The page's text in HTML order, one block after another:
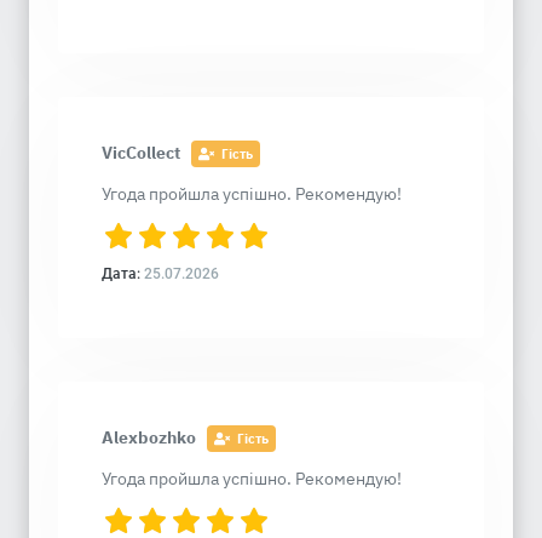
VicCollect Гість
Угода пройшла успішно. Рекомендую!
Дата: 25.07.2026
Alexbozhko Гість
Угода пройшла успішно. Рекомендую!